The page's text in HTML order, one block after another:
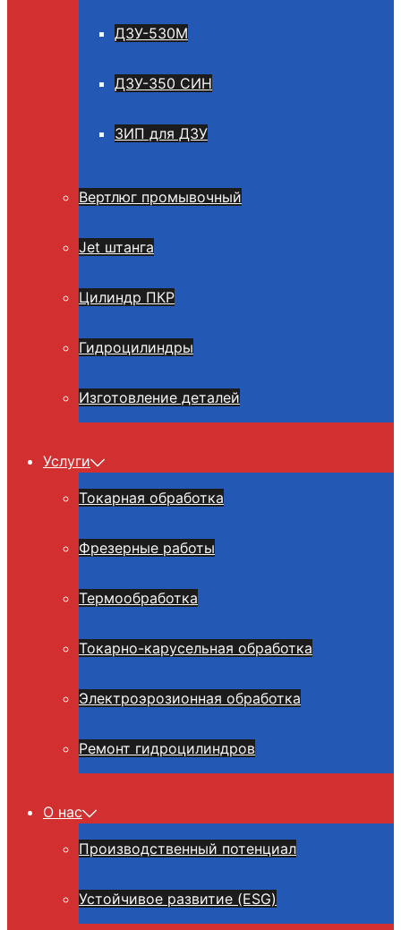
ДЗУ-530М
ДЗУ-350 СИН
ЗИП для ДЗУ
Вертлюг промывочный
Jet штанга
Цилиндр ПКР
Гидроцилиндры
Изготовление деталей
Услуги
Токарная обработка
Фрезерные работы
Термообработка
Токарно-карусельная обработка
Электроэрозионная обработка
Ремонт гидроцилиндров
О нас
Производственный потенциал
Устойчивое развитие (ESG)